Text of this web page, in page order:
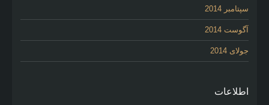
سپتامبر 2014
آگوست 2014
جولای 2014
اطلاعات